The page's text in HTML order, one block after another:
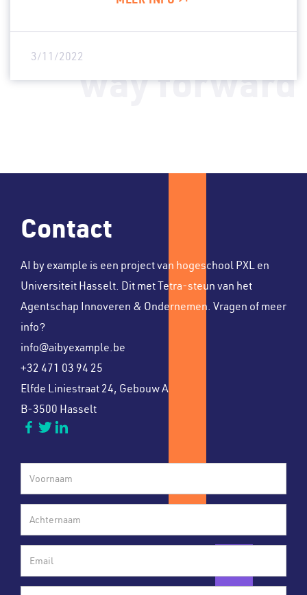
3/11/2022
way forward
Contact
AI by example is een project van hogeschool PXL en
Universiteit Hasselt. Dit met Tetra-steun van het
Agentschap Innoveren & Ondernemen. Vragen of meer
info?
info@aibyexample.be
+32 471 03 94 25
Elfde Liniestraat 24, Gebouw A
B-3500 Hasselt